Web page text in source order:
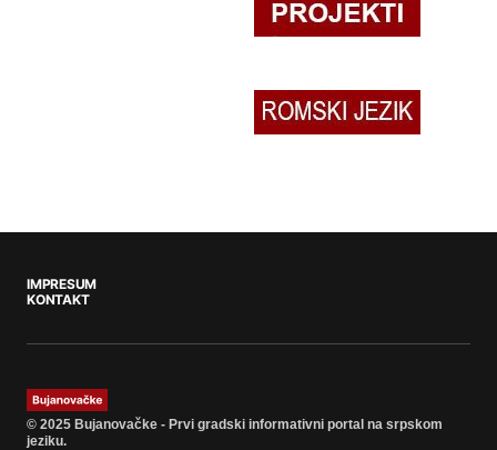
IMPRESUM
KONTAKT
© 2025 Bujanovačke - Prvi gradski informativni portal na srpskom
jeziku.